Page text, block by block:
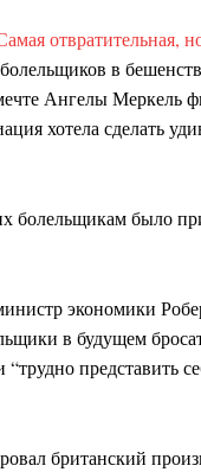
отвратительная,
в
Ангелы Меркель
хотела сделать
болельщикам было
экономики
в будущем
представить
британский